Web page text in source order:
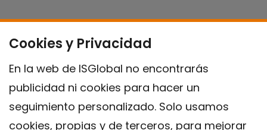
Cookies y Privacidad
En la web de ISGlobal no encontrarás
publicidad ni cookies para hacer un
seguimiento personalizado. Solo usamos
cookies, propias y de terceros, para mejorar